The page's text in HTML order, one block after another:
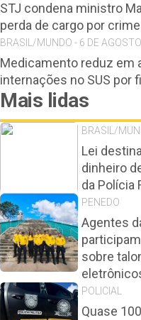
STJ condena ministro
perda de cargo por
BRASIL/MUNDO - 6 DE
Medicamento reduz em
internações no SUS por
Mais lidas
BRASIL/
Lei
dinheiro
da Polícia
PENEDO
Agentes
sobre
POLICIAL
Quase